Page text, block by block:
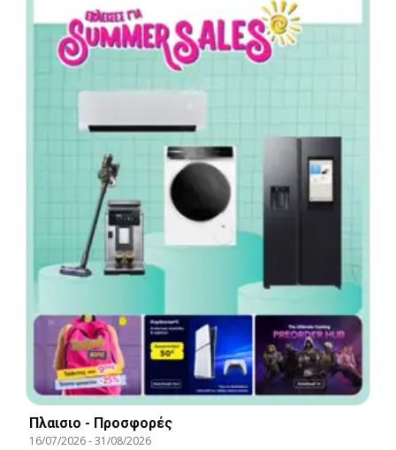
Πλαισιο - Προσφορές
16/07/2026-31/08/2026